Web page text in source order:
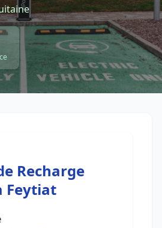
Recharge
Feytiat